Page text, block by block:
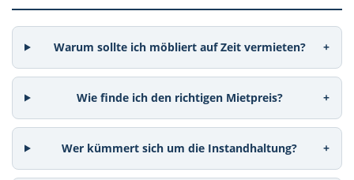
Warum sollte ich möbliert auf Zeit vermieten? +
Wie finde ich den richtigen Mietpreis? +
Wer kümmert sich um die Instandhaltung? +